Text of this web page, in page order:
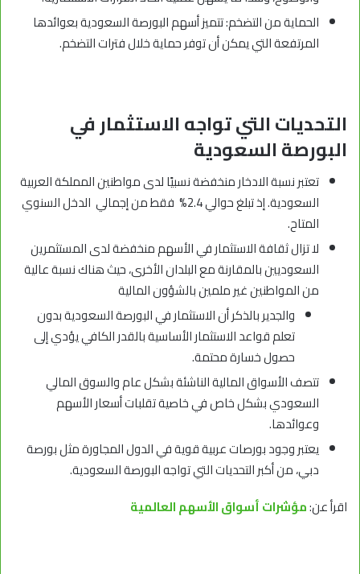
الحماية من التضخم: تتميز أسهم البورصة السعودية بعوائدها
المرتفعة التي يمكن أن توفر حماية خلال فترات التضخم.
التحديات التي تواجه الاستثمار في
البورصة السعودية
تعتبر نسبة الادخار منخفضة نسبيًا لدى مواطنين المملكة العربية
السعودية. إذ تبلغ حوالي 2.4% فقط من إجمالي الدخل السنوي
المتاح.
لا تزال ثقافة الاستثمار في الأسهم منخفضة لدى المستثمرين
السعوديين بالمقارنة مع البلدان الأخرى، حيث هناك نسبة عالية
من المواطنين غير ملمين بالشؤون المالية
والجدير بالذكر أن الاستثمار في البورصة السعودية بدون
تعلم قواعد الاستثمار الأساسية بالقدر الكافي يؤدي إلى
حصول خسارة محتمة.
تتصف الأسواق المالية الناشئة بشكل عام والسوق المالي
السعودي بشكل خاص في خاصية تقلبات أسعار الأسهم
وعوائدها.
يعتبر وجود بورصات عربية قوية في الدول المجاورة مثل بورصة
دبي، من أكبر التحديات التي تواجه البورصة السعودية.
اقرأ عن:مؤشرات أسواق الأسهم العالمية